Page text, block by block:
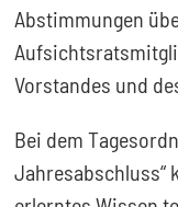
Abstimmungen
Vorstandes und
Bei dem
Jahresabschluss“